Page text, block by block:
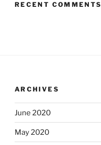
RECENT COMMENTS
ARCHIVES
June 2020
May 2020